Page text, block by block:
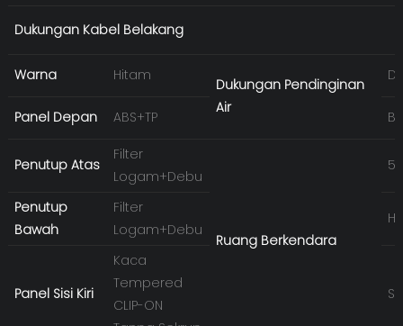
Dukungan Kabel Belakang
Warna Hitam
Dukungan Pendinginan
Air
Panel Depan ABS+TP
Penutup Atas
Filter
Logam+Debu
Ruang Berkendara
Penutup
Bawah
Filter
Logam+Debu
Panel Sisi Kiri
Kaca
Tempered
CLIP-ON